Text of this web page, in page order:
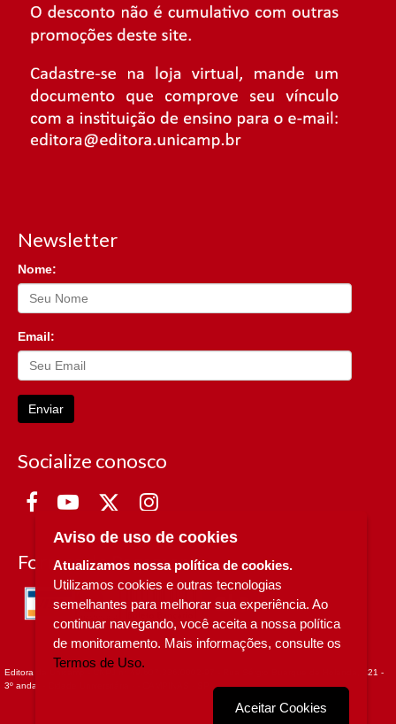
Newsletter
Nome:
Email:
Enviar
Socialize conosco
Formas de Pagamento
Editora da Unicamp - CNPJ n° 49.607.336/0002-97 - Rua Sérgio Buarque de Holanda, 421 -
3º andar - Cidade Universitária - - CAMPINAS - SP
Aviso de uso de cookies
Atualizamos nossa política de cookies.
Utilizamos cookies e outras tecnologias
semelhantes para melhorar sua experiência. Ao
continuar navegando, você aceita a nossa política
de monitoramento. Mais informações, consulte os
Termos de Uso.
Aceitar Cookies